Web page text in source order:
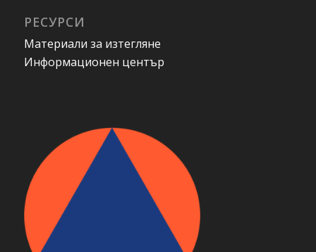
РЕСУРСИ
Материали за изтегляне
Информационен център